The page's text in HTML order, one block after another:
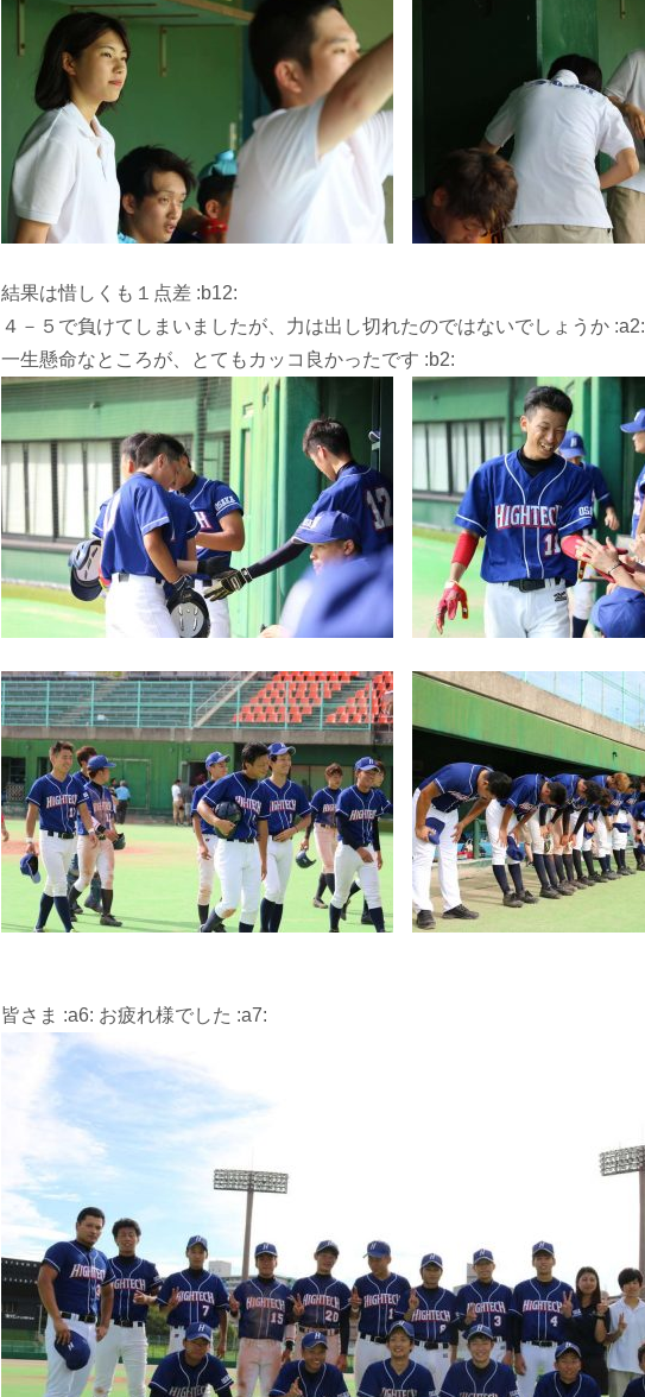
結果は惜しくも１点差 :b12:
４－５で負けてしまいましたが、力は出し切れたのではないでしょうか :a2:
一生懸命なところが、とてもカッコ良かったです :b2:
皆さま :a6: お疲れ様でした :a7: